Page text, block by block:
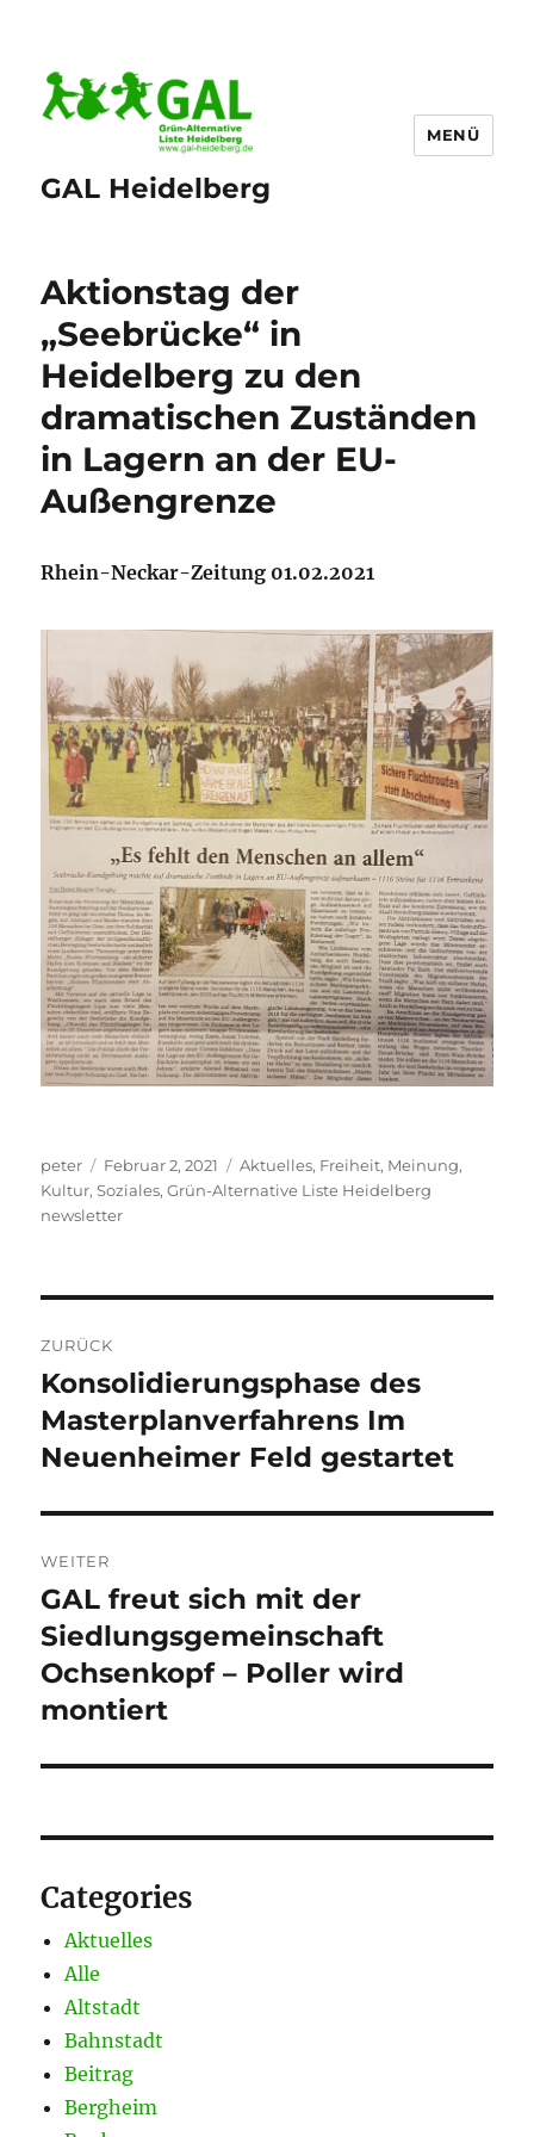
GAL Heidelberg
MENÜ
Aktionstag der
„Seebrücke“ in
Heidelberg zu den
dramatischen Zuständen
in Lagern an der EU-
Außengrenze
Rhein-Neckar-Zeitung 01.02.2021
Autor
peter
Veröffentlicht
am
Februar 2, 2021 Kategorien
Aktuelles, Freiheit, Meinung,
Kultur, Soziales,Grün-Alternative Liste Heidelberg
newsletter
ZURÜCK
Vorheriger
Beitrag:
Konsolidierungsphase des
Masterplanverfahrens Im
Neuenheimer Feld gestartet
WEITER
Nächster
Beitrag:
GAL freut sich mit der
Siedlungsgemeinschaft
Ochsenkopf – Poller wird
montiert
Categories
Aktuelles
Alle
Altstadt
Bahnstadt
Beitrag
Bergheim